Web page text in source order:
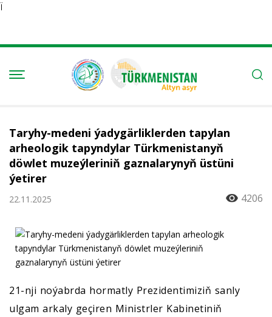
Ï
Taryhy-medeni ýadygärliklerden tapylan
arheologik tapyndylar Türkmenistanyň
döwlet muzeýleriniň gaznalarynyň üstüni
ýetirer
22.11.2025 4206
21-nji noýabrda hormatly Prezidentimiziň sanly
ulgam arkaly geçiren Ministrler Kabinetiniň